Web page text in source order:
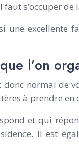
s’occuper
l’on
normal de
à prendre
et qui
Il est